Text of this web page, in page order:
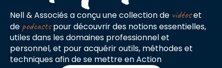
Nell & Associés a conçu une collection de vidéoset
de podcastspour découvrir des notions essentielles,
utiles dans les domaines professionnel et
personnel, et pour acquérir outils, méthodes et
techniques afin de se mettre en Action